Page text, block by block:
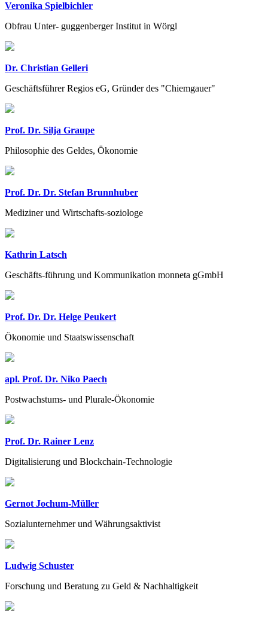
Veronika Spielbichler
Obfrau Unter- guggenberger Institut in Wörgl
Dr. Christian Gelleri
Geschäftsführer Regios eG, Gründer des "Chiemgauer"
Prof. Dr. Silja Graupe
Philosophie des Geldes, Ökonomie
Prof. Dr. Dr. Stefan Brunnhuber
Mediziner und Wirtschafts-soziologe
Kathrin Latsch
Geschäfts-führung und Kommunikation monneta gGmbH
Prof. Dr. Dr. Helge Peukert
Ökonomie und Staatswissenschaft
apl. Prof. Dr. Niko Paech
Postwachstums- und Plurale-Ökonomie
Prof. Dr. Rainer Lenz
Digitalisierung und Blockchain-Technologie
Gernot Jochum-Müller
Sozialunternehmer und Währungsaktivist
Ludwig Schuster
Forschung und Beratung zu Geld & Nachhaltigkeit